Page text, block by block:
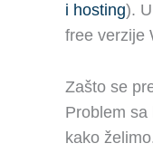
i hosting).
free verzije
Zašto se
Problem sa
kako